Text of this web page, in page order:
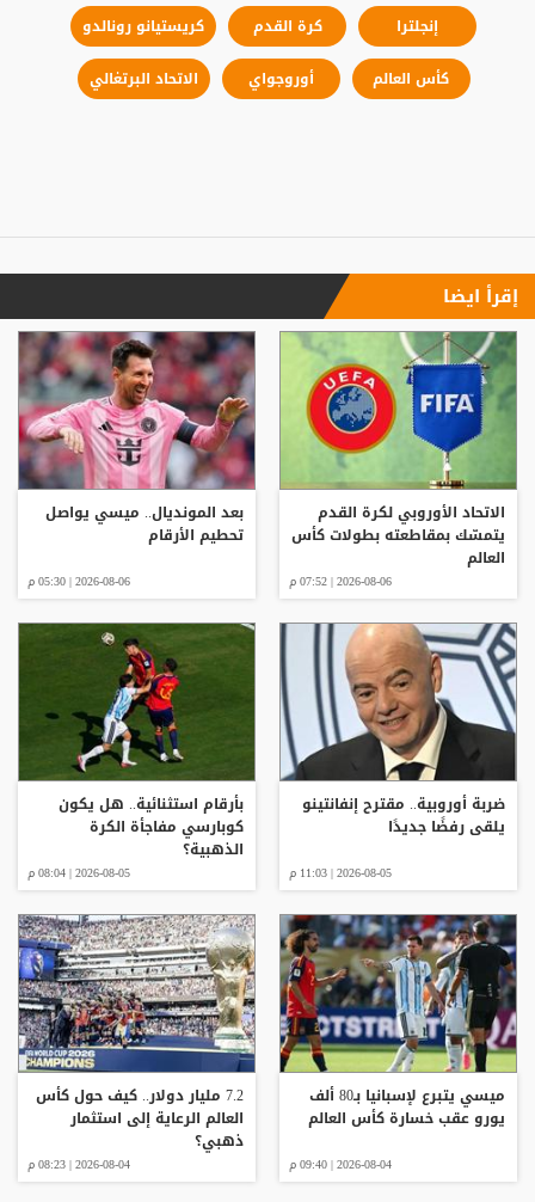
إنجلترا كرة القدم
كريستيانو رونالدو
كأس العالم
أوروجواي الاتحاد البرتغالي
إقرأ ايضا
الاتحاد الأوروبي لكرة القدم
يتمسّك بمقاطعته بطولات كأس
العالم
2026-08-06 | 07:52 م
بعد المونديال.. ميسي يواصل
تحطيم الأرقام
2026-08-06 | 05:30 م
ضربة أوروبية.. مقترح إنفانتينو
يلقى رفضًا جديدًا
2026-08-05 | 11:03 م
بأرقام استثنائية.. هل يكون
كوبارسي مفاجأة الكرة
الذهبية؟
2026-08-05 | 08:04 م
ميسي يتبرع لإسبانيا بـ80 ألف
يورو عقب خسارة كأس العالم
2026-08-04 | 09:40 م
7.2 مليار دولار.. كيف حول كأس
العالم الرعاية إلى استثمار
ذهبي؟
2026-08-04 | 08:23 م